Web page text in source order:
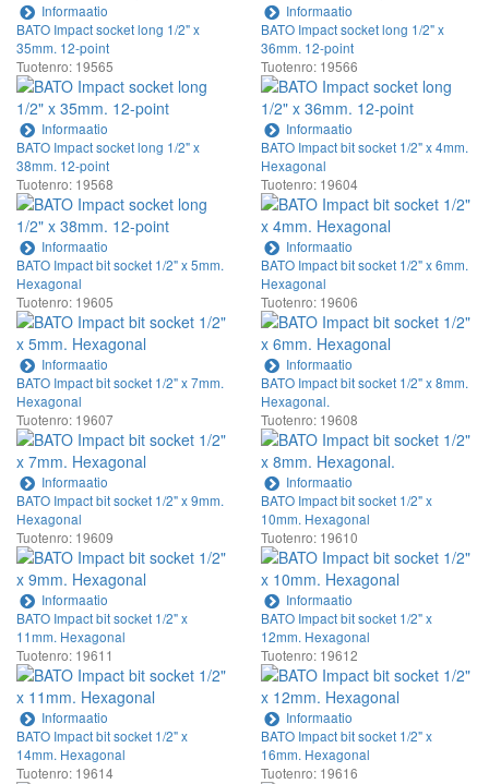
Informaatio
Informaatio
BATO Impact socket long 1/2" x
35mm. 12-point
Tuotenro: 19565
Informaatio
BATO Impact socket long 1/2" x
36mm. 12-point
Tuotenro: 19566
Informaatio
BATO Impact socket long 1/2" x
38mm. 12-point
Tuotenro: 19568
Informaatio
BATO Impact bit socket 1/2" x 4mm.
Hexagonal
Tuotenro: 19604
Informaatio
BATO Impact bit socket 1/2" x 5mm.
Hexagonal
Tuotenro: 19605
Informaatio
BATO Impact bit socket 1/2" x 6mm.
Hexagonal
Tuotenro: 19606
Informaatio
BATO Impact bit socket 1/2" x 7mm.
Hexagonal
Tuotenro: 19607
Informaatio
BATO Impact bit socket 1/2" x 8mm.
Hexagonal.
Tuotenro: 19608
Informaatio
BATO Impact bit socket 1/2" x 9mm.
Hexagonal
Tuotenro: 19609
Informaatio
BATO Impact bit socket 1/2" x
10mm. Hexagonal
Tuotenro: 19610
Informaatio
BATO Impact bit socket 1/2" x
11mm. Hexagonal
Tuotenro: 19611
Informaatio
BATO Impact bit socket 1/2" x
12mm. Hexagonal
Tuotenro: 19612
Informaatio
BATO Impact bit socket 1/2" x
14mm. Hexagonal
Tuotenro: 19614
BATO Impact bit socket 1/2" x
16mm. Hexagonal
Tuotenro: 19616